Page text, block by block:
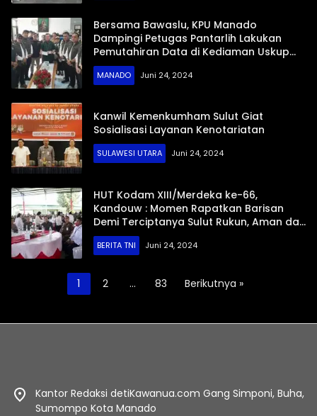
Bersama Bawaslu, KPU Manado
Dampingi Petugas Pantarlih Lakukan
Pemutahiran Data di Kediaman Uskup
Benedictus
MANADO Juni 24, 2024
Kanwil Kemenkumham Sulut Giat
Sosialisasi Layanan Kenotariatan
SULAWESI UTARA Juni 24, 2024
HUT Kodam XIII/Merdeka ke-66,
Kandouw : Momen Rapatkan Barisan
Demi Terciptanya Sulut Rukun, Aman dan
Damai
BERITA TNI Juni 24, 2024
Paginasi1 2 … 83 Berikutnya »
Kantor Redaksi detiKawanua.com Gang Simponi, Buha,
Sumompo Kota Manado